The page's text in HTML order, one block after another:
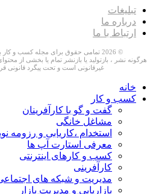
تبلیغات
درباره ما
ارتباط با ما
© 2026 تمامی حقوق برای مجله کسب و کار بازده محفوظ می باشد.
هرگونه نشر ، بازتولید یا بازنشر تمام یا بخشی از
غیرقانونی است و تحت پیگرد قانونی
خانه
کسب و کار
گفت و گو با کارآفرینان
مشاغل خانگی
استخدام ،کاریابی و رزومه
معرفی استارت آپ ها
کسب و کارهای اینترنتی
کارآفرینی
مدیریت و شبکه های
بازاریابی و مدیریت بازار